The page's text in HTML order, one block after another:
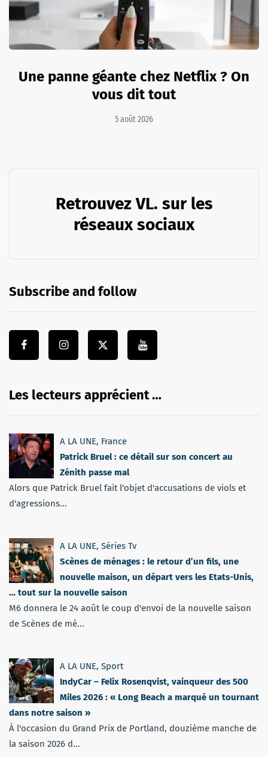
Une panne géante chez Netflix ? On
vous dit tout
5 août 2026
Retrouvez VL. sur les
réseaux sociaux
Subscribe and follow
Les lecteurs apprécient …
A LA UNE, France
Patrick Bruel : ce détail sur son concert au
Zénith passe mal
Alors que Patrick Bruel fait l'objet d'accusations de viols et
d'agressions...
A LA UNE, Séries Tv
Scènes de ménages : le retour d’un fils, une
nouvelle maison, un départ vers les Etats-Unis,
… tout sur la nouvelle saison
M6 donnera le 24 août le coup d'envoi de la nouvelle saison
de Scènes de mé...
A LA UNE, Sport
IndyCar – Felix Rosenqvist, vainqueur des 500
Miles 2026 : « Long Beach a marqué un tournant
dans notre saison »
À l'occasion du Grand Prix de Portland, douzième manche de
la saison 2026 d...